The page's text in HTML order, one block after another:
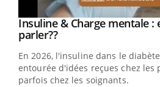
Youtube
Insuline & Charge mentale :
parler??Youtube
En 2026, l'insuline dans le
entourée d'idées reçues chez les
parfois chez les soignants.